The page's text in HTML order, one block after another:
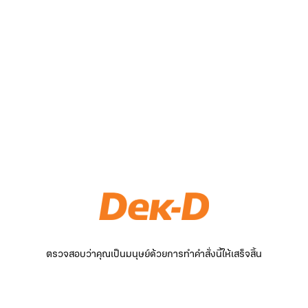
ตรวจสอบว่าคุณเป็นมนุษย์ด้วยการทำคำสั่งนี้ให้เสร็จสิ้น